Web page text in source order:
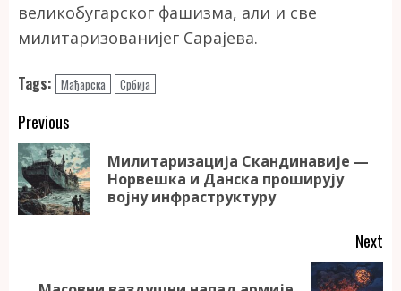
великобугарског фашизма, али и све
милитаризованијег Сарајева.
Tags: Мађарска Србија
Continue
Reading
Previous
Милитаризација Скандинавије —
Норвешка и Данска проширују
војну инфраструктуру
Next